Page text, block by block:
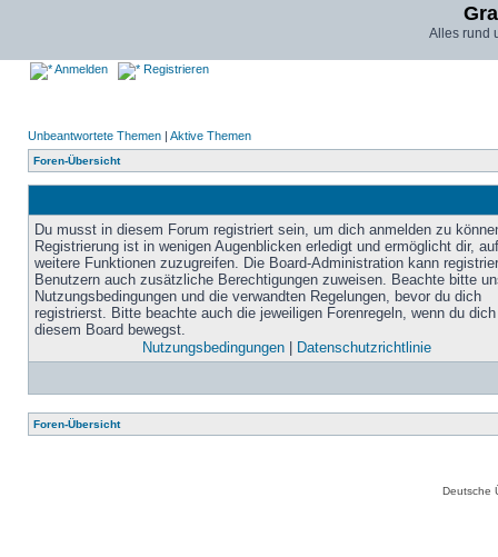
Alles rund
Anmelden Registrieren
Unbeantwortete Themen | Aktive Themen
Foren-Übersicht
Du musst in diesem Forum registriert sein, um dich anmelden zu
Registrierung ist in wenigen Augenblicken erledigt und ermöglicht dir, auf
weitere Funktionen zuzugreifen. Die Board-Administration kann
Benutzern auch zusätzliche Berechtigungen zuweisen. Beachte bitte
Nutzungsbedingungen und die verwandten Regelungen, bevor du dich
registrierst. Bitte beachte auch die jeweiligen Forenregeln, wenn du
diesem Board bewegst.
Nutzungsbedingungen| Datenschutzrichtlinie
Foren-Übersicht
Deutsche